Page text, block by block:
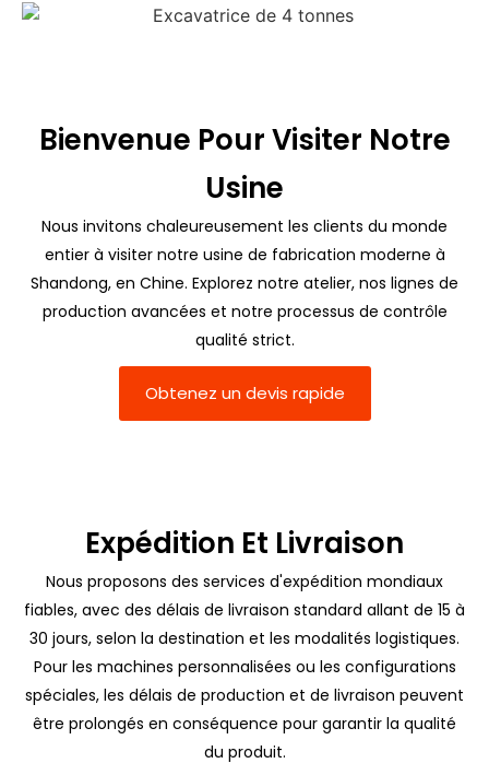
Bienvenue Pour Visiter Notre
Usine
Nous invitons chaleureusement les clients du monde
entier à visiter notre usine de fabrication moderne à
Shandong, en Chine. Explorez notre atelier, nos lignes de
production avancées et notre processus de contrôle
qualité strict.
Obtenez un devis rapide
Expédition Et Livraison
Nous proposons des services d'expédition mondiaux
fiables, avec des délais de livraison standard allant de 15 à
30 jours, selon la destination et les modalités logistiques.
Pour les machines personnalisées ou les configurations
spéciales, les délais de production et de livraison peuvent
être prolongés en conséquence pour garantir la qualité
du produit.